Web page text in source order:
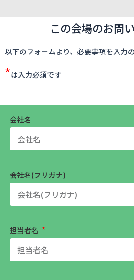
この会場のお問
以下のフォームより、必要事項を入力
*は入力必須です
会社名
会社名(フリガナ)
担当者名